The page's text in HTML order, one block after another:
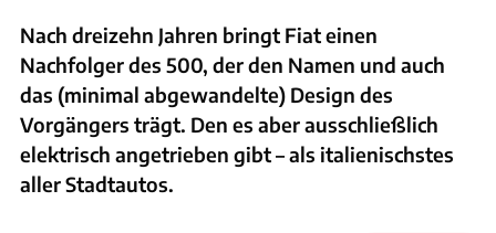
Nach dreizehn Jahren bringt Fiat einen
Nachfolger des 500, der den Namen und auch
das (minimal abgewandelte) Design des
Vorgängers trägt. Den es aber ausschließlich
elektrisch angetrieben gibt – als italienischstes
aller Stadtautos.